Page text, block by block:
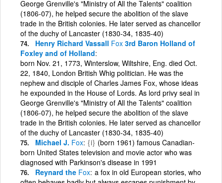
George Grenville's "Ministry of All the Talents" coalition
(1806-07), he helped secure the abolition of the slave
trade in the British colonies. He later served as chancellor
of the duchy of Lancaster (1830-34, 1835-40)
Henry Richard Vassall Fox 3rd Baron Holland of
Foxley and of Holland
born Nov. 21, 1773, Winterslow, Wiltshire, Eng. died Oct.
22, 1840, London British Whig politician. He was the
nephew and disciple of Charles James Fox, whose ideas
he expounded in the House of Lords. As lord privy seal in
George Grenville's "Ministry of All the Talents" coalition
(1806-07), he helped secure the abolition of the slave
trade in the British colonies. He later served as chancellor
of the duchy of Lancaster (1830-34, 1835-40)
Michael J. Fox {i} (born 1961) famous Canadian-
born United States television and movie actor who was
diagnosed with Parkinson's disease in 1991
Reynard the Fox a fox in old European stories, who